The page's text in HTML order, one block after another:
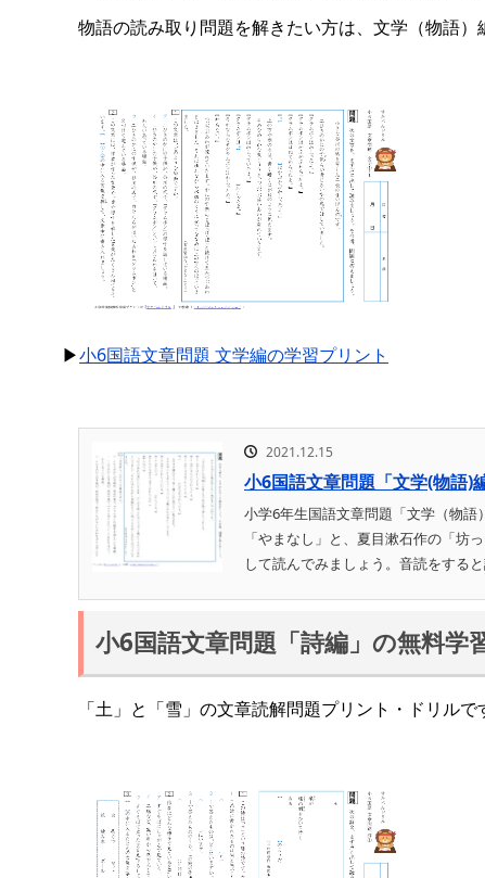
物語の読み取り問題を解きたい方は、文学（物語）
▶小6国語文章問題 文学編の学習プリント
2021.12.15
小6国語文章問題「文学(物語)
小学6年生国語文章問題「文学（物
「やまなし」と、夏目漱石作の「坊
して読んでみましょう。音読をする
小6国語文章問題「詩編」の無料学
「土」と「雪」の文章読解問題プリント・ドリルで